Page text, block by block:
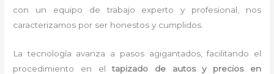
con un equipo de trabajo experto y profesional, nos
caracterizamos por ser honestos y cumplidos.
La tecnología avanza a pasos agigantados, facilitando el
procedimiento en eltapizado de autos y precios en